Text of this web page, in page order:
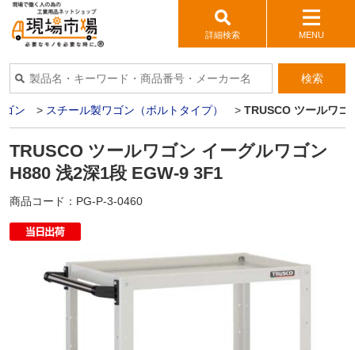
詳細検索 MENU
検索
ゴン > スチール製ワゴン（ボルトタイプ） > TRUSCO ツールワゴ
TRUSCO ツールワゴン イーグルワゴン
H880 浅2深1段 EGW-9 3F1
商品コード： PG-P-3-0460